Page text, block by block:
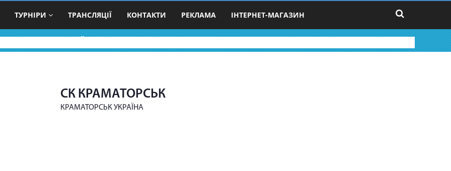
ТУРНІРИ ТРАНСЛЯЦІЇ КОНТАКТИ РЕКЛАМА ІНТЕРНЕТ-МАГАЗИН
СК КРАМАТОРСЬК
КРАМАТОРСЬК УКРАЇНА